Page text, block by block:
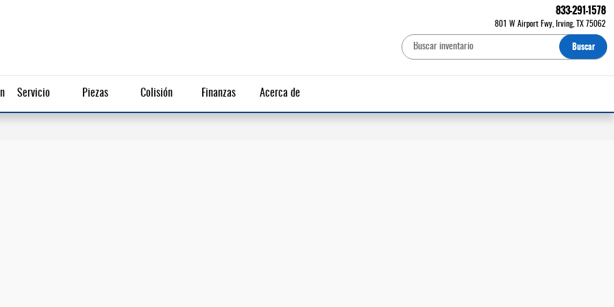
801 W Airport Fwy Irving, TX 75062
833-291-1578
Buscar
Servicio Piezas Colisión Finanzas Acerca de